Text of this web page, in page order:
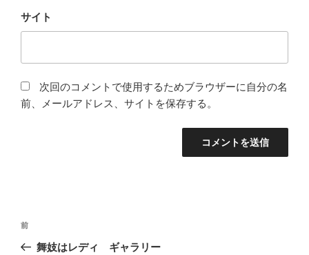
サイト
次回のコメントで使用するためブラウザーに自分の名
前、メールアドレス、サイトを保存する。
投
前
の
前
舞妓はレディ ギャラリー